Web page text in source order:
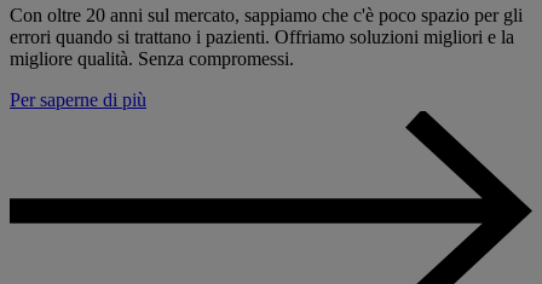
Con oltre 20 anni sul mercato, sappiamo che c'è poco spazio per gli
errori quando si trattano i pazienti. Offriamo soluzioni migliori e la
migliore qualità. Senza compromessi.
Per saperne di più